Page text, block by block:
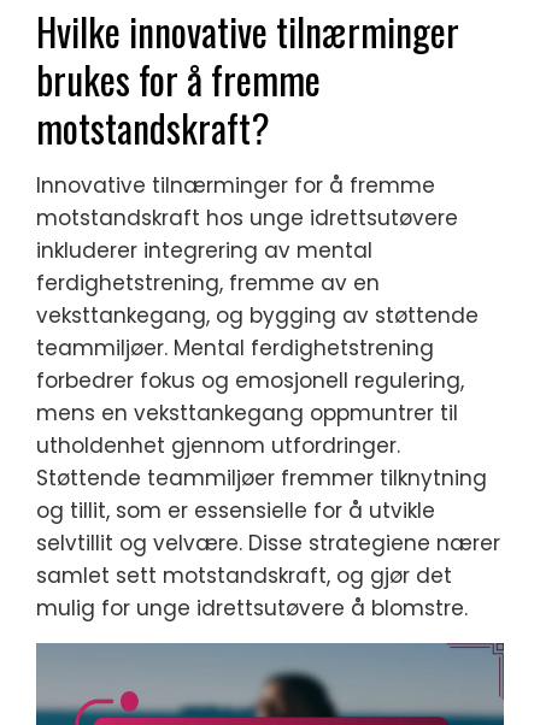
Hvilke innovative tilnærminger
brukes for å fremme
motstandskraft?
Innovative tilnærminger for å fremme
motstandskraft hos unge idrettsutøvere
inkluderer integrering av mental
ferdighetstrening, fremme av en
veksttankegang, og bygging av støttende
teammiljøer. Mental ferdighetstrening
forbedrer fokus og emosjonell regulering,
mens en veksttankegang oppmuntrer til
utholdenhet gjennom utfordringer.
Støttende teammiljøer fremmer tilknytning
og tillit, som er essensielle for å utvikle
selvtillit og velvære. Disse strategiene nærer
samlet sett motstandskraft, og gjør det
mulig for unge idrettsutøvere å blomstre.